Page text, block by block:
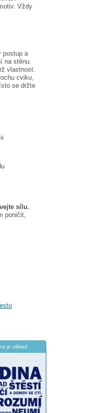
Vždy
postup a
na stěnu.
vlastnost.
cviku,
se držte
sílu.
poničit,
je základ